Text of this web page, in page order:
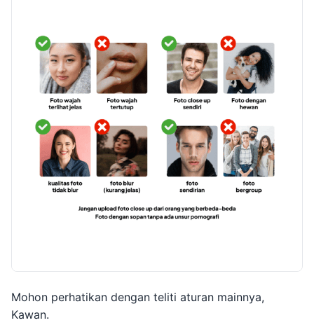
Mohon perhatikan dengan teliti aturan mainnya,
Kawan.